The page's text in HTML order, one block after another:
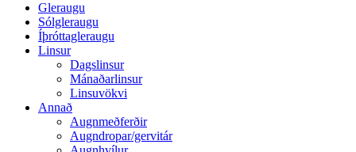
Gleraugu
Sólgleraugu
Íþróttagleraugu
Linsur
Dagslinsur
Mánaðarlinsur
Linsuvökvi
Annað
Augnmeðferðir
Augndropar/gervitár